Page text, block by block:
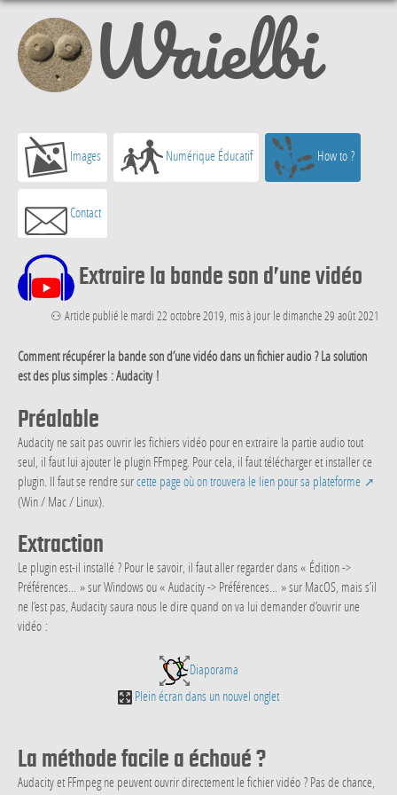
Waielbi
Images Numérique Éducatif How to ?
Contact
Extraire la bande son d’une vidéo
⚇ Article publié le mardi 22 octobre 2019, mis à jour le dimanche 29 août 2021
Comment récupérer la bande son d’une vidéo dans un fichier audio ? La solution
est des plus simples : Audacity !
Préalable
Audacity ne sait pas ouvrir les fichiers vidéo pour en extraire la partie audio tout
seul, il faut lui ajouter le plugin FFmpeg. Pour cela, il faut télécharger et installer ce
plugin. Il faut se rendre surcette page où on trouvera le lien pour sa plateforme
(Win / Mac / Linux).
Extraction
Le plugin est-il installé ? Pour le savoir, il faut aller regarder dans « Édition ->
Préférences... » sur Windows ou « Audacity -> Préférences... » sur MacOS, mais s’il
ne l’est pas, Audacity saura nous le dire quand on va lui demander d’ouvrir une
vidéo :
Diaporama
Plein écran dans un nouvel onglet
La méthode facile a échoué ?
Audacity et FFmpeg ne peuvent ouvrir directement le fichier vidéo ? Pas de chance,